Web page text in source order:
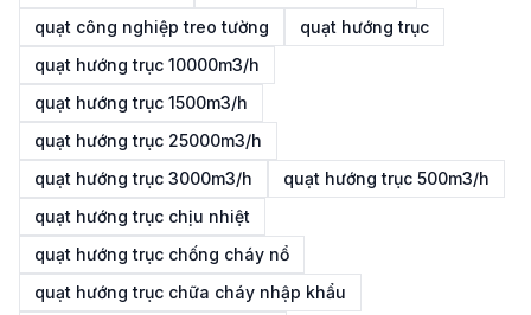
quạt công nghiệp treo tường
quạt hướng trục
quạt hướng trục 10000m3/h
quạt hướng trục 1500m3/h
quạt hướng trục 25000m3/h
quạt hướng trục 3000m3/h
quạt hướng trục 500m3/h
quạt hướng trục chịu nhiệt
quạt hướng trục chống cháy nổ
quạt hướng trục chữa cháy nhập khẩu